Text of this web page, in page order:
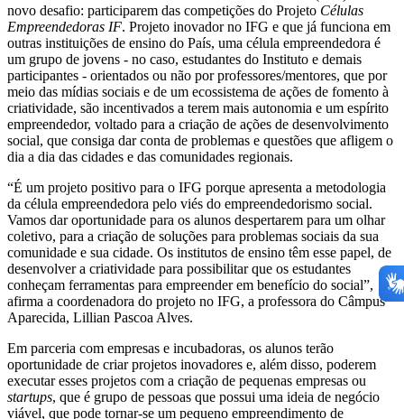
novo desafio: participarem das competições do Projeto Células
Empreendedoras IF. Projeto inovador no IFG e que já funciona em
outras instituições de ensino do País, uma célula empreendedora é
um grupo de jovens - no caso, estudantes do Instituto e demais
participantes - orientados ou não por professores/mentores, que por
meio das mídias sociais e de um ecossistema de ações de fomento à
criatividade, são incentivados a terem mais autonomia e um espírito
empreendedor, voltado para a criação de ações de desenvolvimento
social, que consiga dar conta de problemas e questões que afligem o
dia a dia das cidades e das comunidades regionais.
“É um projeto positivo para o IFG porque apresenta a metodologia
da célula empreendedora pelo viés do empreendedorismo social.
Vamos dar oportunidade para os alunos despertarem para um olhar
coletivo, para a criação de soluções para problemas sociais da sua
comunidade e sua cidade. Os institutos de ensino têm esse papel, de
desenvolver a criatividade para possibilitar que os estudantes
conheçam ferramentas para empreender em benefício do social”,
afirma a coordenadora do projeto no IFG, a professora do Câmpus
Aparecida, Lillian Pascoa Alves.
Em parceria com empresas e incubadoras, os alunos terão
oportunidade de criar projetos inovadores e, além disso, poderem
executar esses projetos com a criação de pequenas empresas ou
startups, que é grupo de pessoas que possui uma ideia de negócio
viável, que pode tornar-se um pequeno empreendimento de